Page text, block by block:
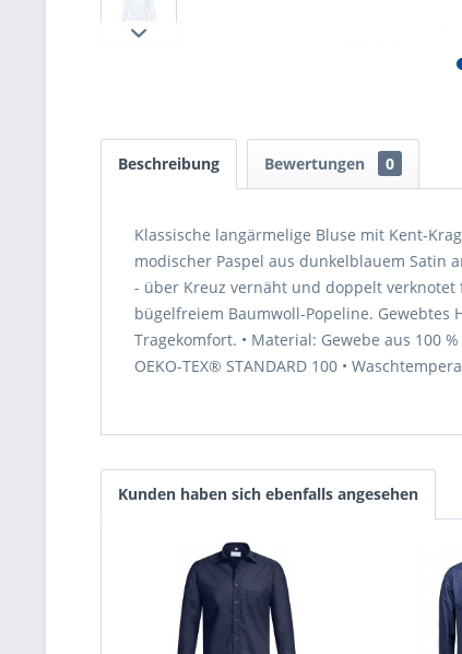
Beschreibung Bewertungen 0
Klassische langärmelige Bluse mit Kent-
modischer Paspel aus dunkelblauem Satin
- über Kreuz vernäht und doppelt
bügelfreiem Baumwoll-Popeline.
Tragekomfort. • Material: Gewebe aus 100
OEKO-TEX® STANDARD 100 •
Kunden haben sich ebenfalls angesehen